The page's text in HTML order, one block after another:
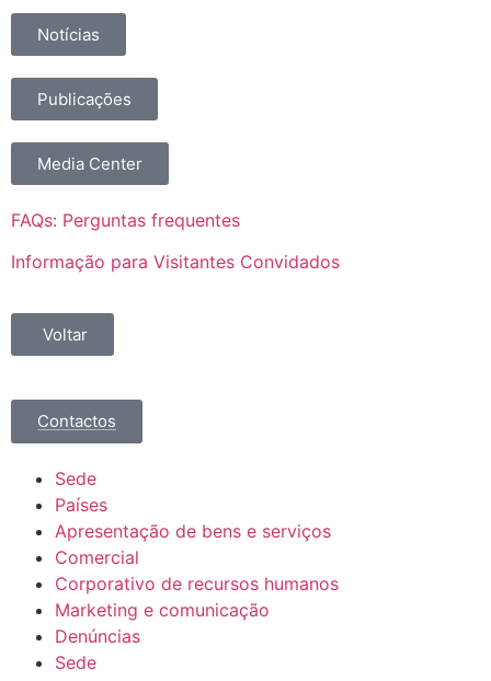
Notícias
Publicações
Media Center
FAQs: Perguntas frequentes
Informação para Visitantes Convidados
Voltar
Contactos
Sede
Países
Apresentação de bens e serviços
Comercial
Corporativo de recursos humanos
Marketing e comunicação
Denúncias
Sede